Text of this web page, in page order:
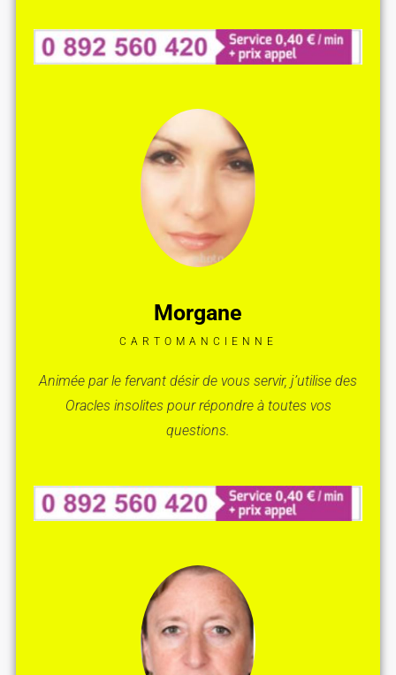
Morgane
CARTOMANCIENNE
Animée par le fervant désir de vous servir, j’utilise des
Oracles insolites pour répondre à toutes vos
questions.